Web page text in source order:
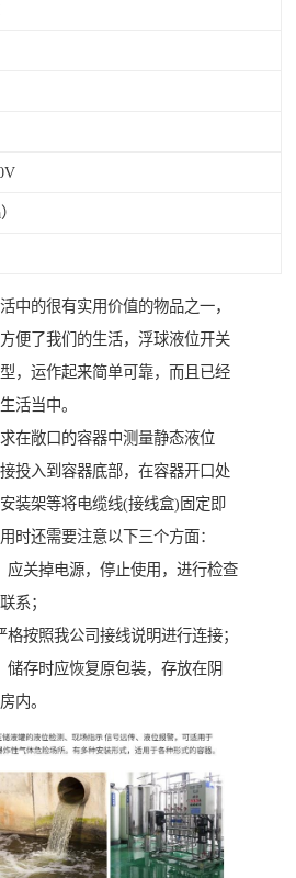
中的很有实用价值的物品之一，
便了我们的生活，浮球液位开关
，运作起来简单可靠，而且已经
活当中。
在敞口的容器中测量静态液位
投入到容器底部，在容器开口处
装架等将电缆线(接线盒)固定即
时还需要注意以下三个方面：
应关掉电源，停止使用，进行检查
系；
按照我公司接线说明进行连接；
储存时应恢复原包装，存放在阴
内。